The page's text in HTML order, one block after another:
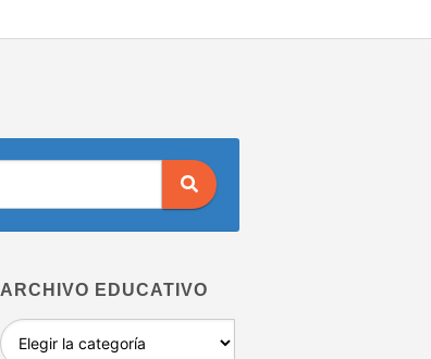
ARCHIVO EDUCATIVO
Archivo